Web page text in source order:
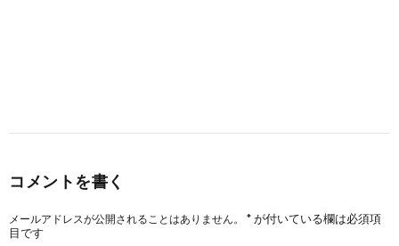
コメントを書く
メールアドレスが公開されることはありません。 *が付いている欄は必須項
目です